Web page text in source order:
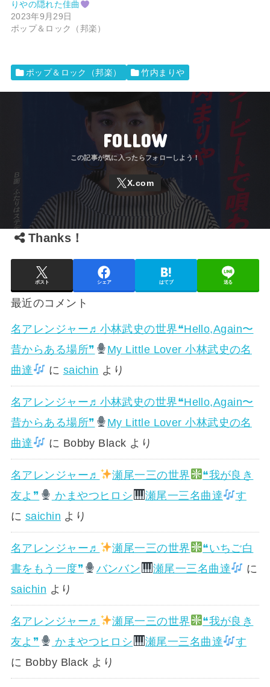
りやの隠れた佳曲
2023年9月29日
ポップ＆ロック（邦楽）
ポップ＆ロック（邦楽） 竹内まりや
FOLLOW
Thanks！
ポスト シェア はてブ 送る
最近のコメント
名アレンジャー♬ 小林武史の世界❝Hello,Again〜
昔からある場所❞
My Little Lover 小林武史の名
曲達
に saichin より
名アレンジャー♬ 小林武史の世界❝Hello,Again〜
昔からある場所❞
My Little Lover 小林武史の名
曲達
に Bobby Black より
名アレンジャー♬ 瀬尾一三の世界
❝我が良き
友よ❞
かまやつヒロシ 瀬尾一三名曲達
す
に saichin より
名アレンジャー♬ 瀬尾一三の世界
❝いちご白
書をもう一度❞
バンバン 瀬尾一三名曲達
に
saichin より
名アレンジャー♬ 瀬尾一三の世界
❝我が良き
友よ❞
かまやつヒロシ 瀬尾一三名曲達
す
に Bobby Black より